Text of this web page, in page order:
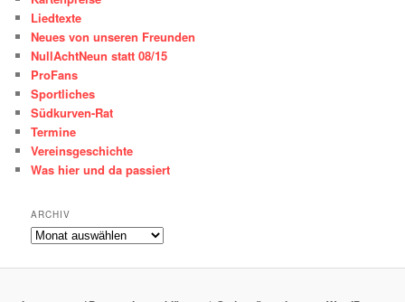
Liedtexte
Neues von unseren Freunden
NullAchtNeun statt 08/15
ProFans
Sportliches
Südkurven-Rat
Termine
Vereinsgeschichte
Was hier und da passiert
ARCHIV
ARCHIV